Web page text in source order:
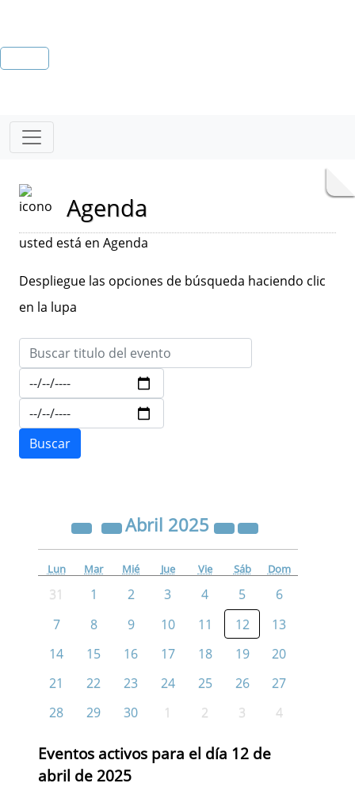
Agenda
usted está en Agenda
Despliegue las opciones de búsqueda haciendo clic
en la lupa
Abril 2025
Lun Mar Mié Jue Vie Sáb Dom
31 1 2 3 4 5
6
7
8 9 10 11 12
13
14
15 16 17 18 19
20
21
22 23 24 25 26
27
28
29 30 1 2 3 4
Eventos activos para el día 12 de
abril de 2025